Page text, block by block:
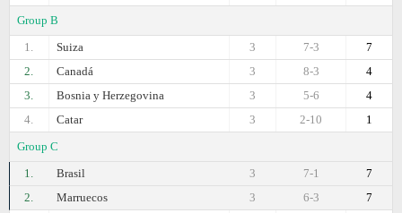
Group B
1.
Suiza 7
7-3
3
2.
Canadá 4
8-3
3
3.
Bosnia y Herzegovina 4
5-6
3
4.
Catar 1
2-10
3
Group C
1.
Brasil 7
7-1
3
2.
Marruecos 7
6-3
3